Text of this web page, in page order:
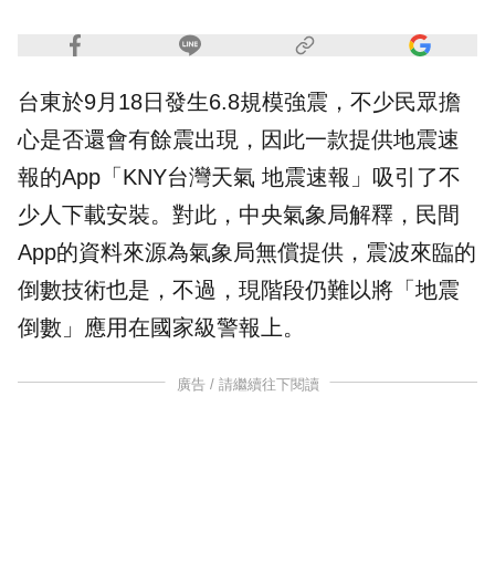
台東於9月18日發生6.8規模強震，不少民眾擔
心是否還會有餘震出現，因此一款提供地震速
報的App 「KNY台灣天氣 地震速報」吸引了不
少人下載安裝。對此，中央氣象局解釋，民間
App的資料來源為氣象局無償提供，震波來臨的
倒數技術也是，不過，現階段仍難以將「地震
倒數」應用在國家級警報上。
廣告 / 請繼續往下閱讀